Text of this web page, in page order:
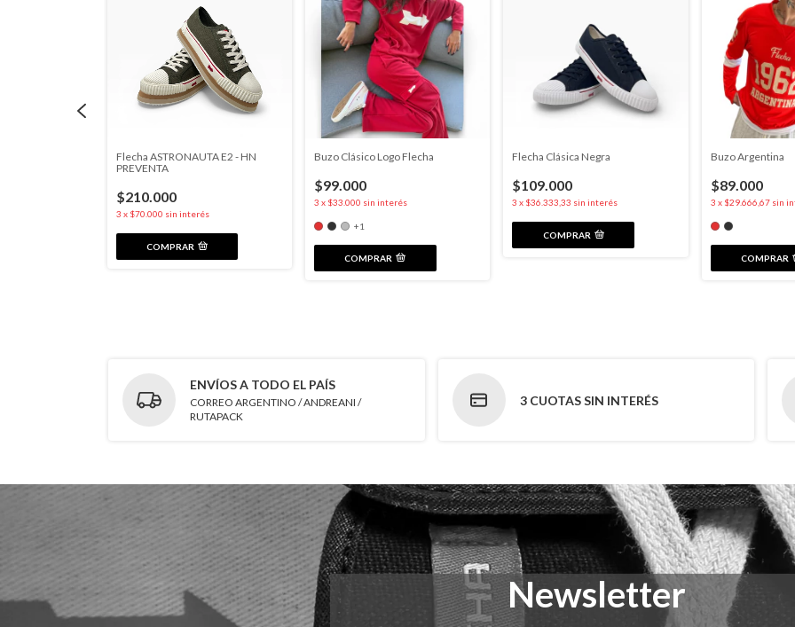
Flecha ASTRONAUTA E2 - HN
PREVENTA
$210.000
3 x $70.000 sin interés
COMPRAR
Buzo Clásico Logo Flecha
$99.000
3 x $33.000 sin interés
+1
COMPRAR
Flecha Clásica Negra
$109.000
3 x $36.333,33 sin interés
COMPRAR
Buzo Argentina
$89.000
3 x $29.666,67 sin
COMPRAR
ENVÍOS A TODO EL PAÍS
CORREO ARGENTINO / ANDREANI /
RUTAPACK
3 CUOTAS SIN INTERÉS
Newsletter